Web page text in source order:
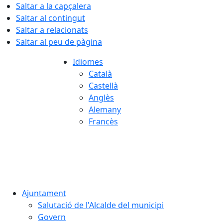
Saltar a la capçalera
Saltar al contingut
Saltar a relacionats
Saltar al peu de pàgina
Idiomes
Català
Castellà
Anglès
Alemany
Francès
Ajuntament
Salutació de l'Alcalde del municipi
Govern